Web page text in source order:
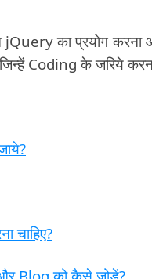
का प्रयोग करना
Coding के जरिये
चाहिए?